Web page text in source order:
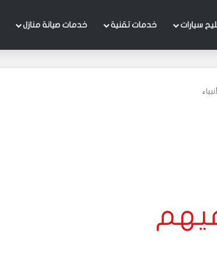
سيارات خدمات تقنية خدمات صيانة منازل